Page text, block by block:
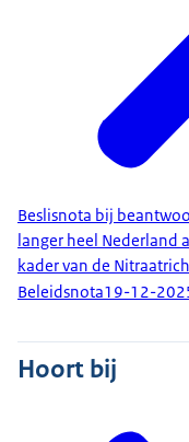
Beslisnota bij
langer heel Nederland
kader van de
Beleidsnota19-12-
Hoort bij